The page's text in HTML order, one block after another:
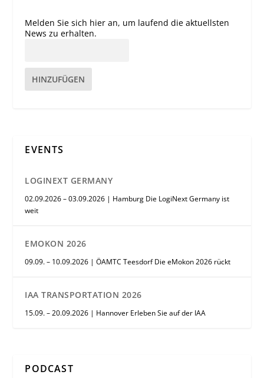
Melden Sie sich hier an, um laufend die aktuellsten
News zu erhalten.
HINZUFÜGEN
EVENTS
LOGINEXT GERMANY
02.09.2026 – 03.09.2026 | Hamburg Die LogiNext Germany ist
weit
EMOKON 2026
09.09. – 10.09.2026 | ÖAMTC Teesdorf Die eMokon 2026 rückt
IAA TRANSPORTATION 2026
15.09. – 20.09.2026 | Hannover Erleben Sie auf der IAA
PODCAST